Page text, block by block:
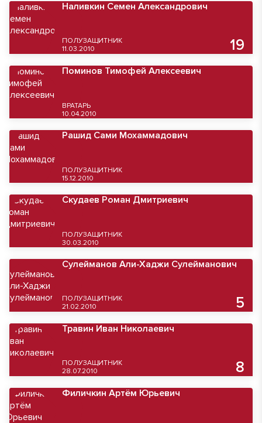
Наливкин Семен Александрович
ПОЛУЗАЩИТНИК
11.03.2010
19
Поминов Тимофей Алексеевич
ВРАТАРЬ
10.04.2010
Рашид Сами Мохаммадович
ПОЛУЗАЩИТНИК
15.12.2010
Скудаев Роман Дмитриевич
ПОЛУЗАЩИТНИК
30.03.2010
Сулейманов Али-Хаджи Сулейманович
ПОЛУЗАЩИТНИК
21.02.2010
5
Травин Иван Николаевич
ПОЛУЗАЩИТНИК
28.07.2010
8
Филичкин Артём Юрьевич